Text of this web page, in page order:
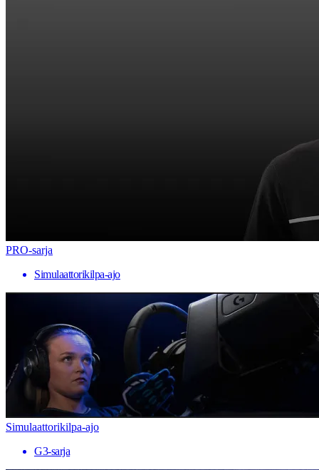
PRO-sarja
Simulaattorikilpa-ajo
Simulaattorikilpa-ajo
G3-sarja